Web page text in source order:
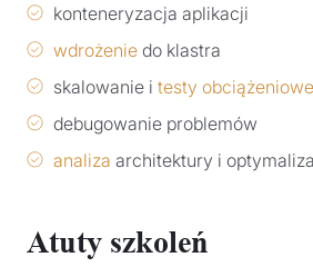
konteneryzacja aplikacji
wdrożenie do klastra
skalowanie i testy obciążeniowe
debugowanie problemów
analiza architektury i
Atuty szkoleń